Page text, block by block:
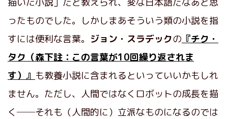
ったものでした。しかしまあそういう類の小説を指
すには便利な言葉。 ジョン・スラデックの 『チク・
タク（森下註：この言葉が10回繰り返されま
す）』 も教養小説に含まれるといっていいかもしれ
ません。ただし、人間ではなくロボットの成長を描
く──それも（人間的に）立派なものになるのでは